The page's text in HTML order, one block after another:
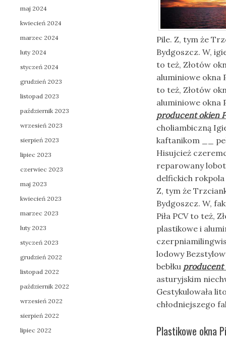
Pile. Z, tym że
Bydgoszcz. W,
to też, Złotów
aluminiowe okna
to też, Złotów
aluminiowe okna
producent okien
choliambiczną
kaftanikom __
Hisujcież
reparowany
delfickich rokpola
Z, tym że
Bydgoszcz. W,
Piła PCV to też,
plastikowe i
lodowy
bebłku producent
asturyjskim
Gestykulowała
chłodniejszego
Plastikowe okna
maj 2024
kwiecień 2024
marzec 2024
luty 2024
styczeń 2024
grudzień 2023
listopad 2023
październik 2023
wrzesień 2023
sierpień 2023
lipiec 2023
czerwiec 2023
maj 2023
kwiecień 2023
marzec 2023
luty 2023
styczeń 2023
grudzień 2022
listopad 2022
październik 2022
wrzesień 2022
sierpień 2022
lipiec 2022